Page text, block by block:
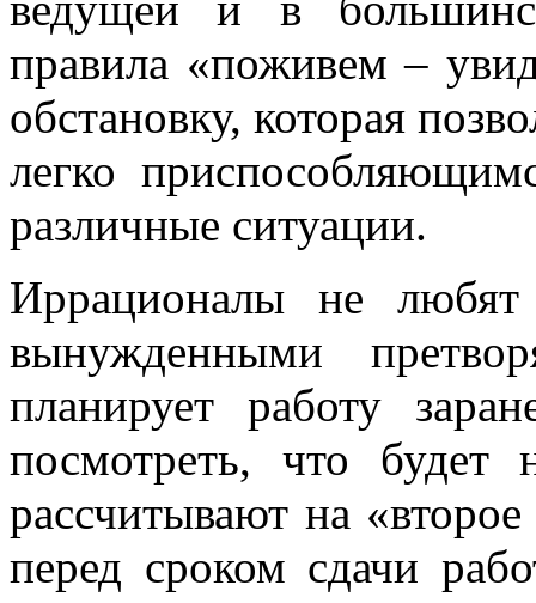
правила «поживем –
обстановку, которая
легко
различные ситуации.
Иррационалы не
вынужденными
планирует работу
посмотреть, что будет
рассчитывают на
перед сроком сдачи